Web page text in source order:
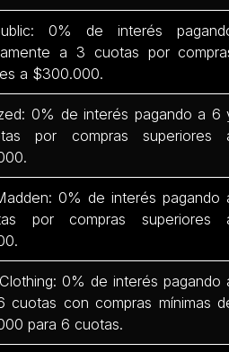
0% de interés
a 3 cuotas por
a $300.000.
0% de interés pagando a 6
por compras superiores
0% de interés pagando
por compras superiores
0% de interés pagando
cuotas con compras mínimas
para 6 cuotas.